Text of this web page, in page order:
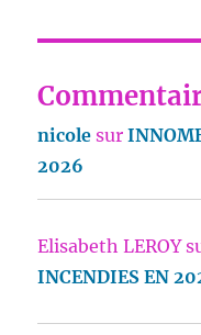
nicole sur
2026
Elisabeth LEROY
INCENDIES EN